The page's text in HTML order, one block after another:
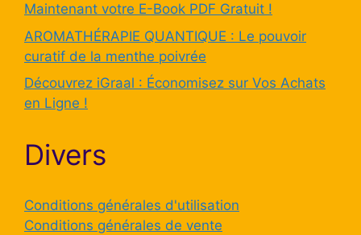
Maintenant votre E-Book PDF Gratuit !
AROMATHÉRAPIE QUANTIQUE : Le pouvoir
curatif de la menthe poivrée
Découvrez iGraal : Économisez sur Vos Achats
en Ligne !
Divers
Conditions générales d'utilisation
Conditions générales de vente